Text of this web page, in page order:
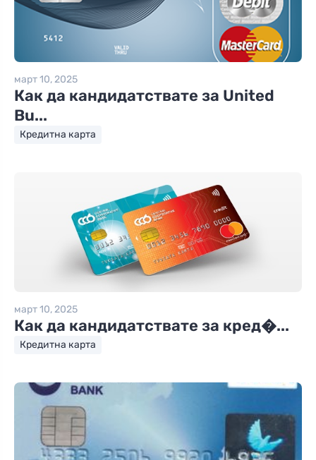
март 10, 2025
Как да кандидатствате за United
Bu...
Кредитна карта
март 10, 2025
Как да кандидатствате за кред�...
Кредитна карта